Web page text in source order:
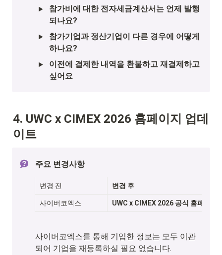
참가비에 대한 전자세금계산서는 언제 발행
되나요?
참가기업과 정산기업이 다른 경우에 어떻게
하나요?
이전에 결제한 내역을 환불하고 재결제하고
싶어요
4. UWC x CIMEX 2026 홈페이지 업데
이트
주요 변경사항
변경 전 변경 후
사이버코엑스 UWC x CIMEX 2026 공식 홈페이지
사이버코엑스를 통해 기입한 정보는 모두 이관
되어 기업을 재등록하실 필요 없습니다.